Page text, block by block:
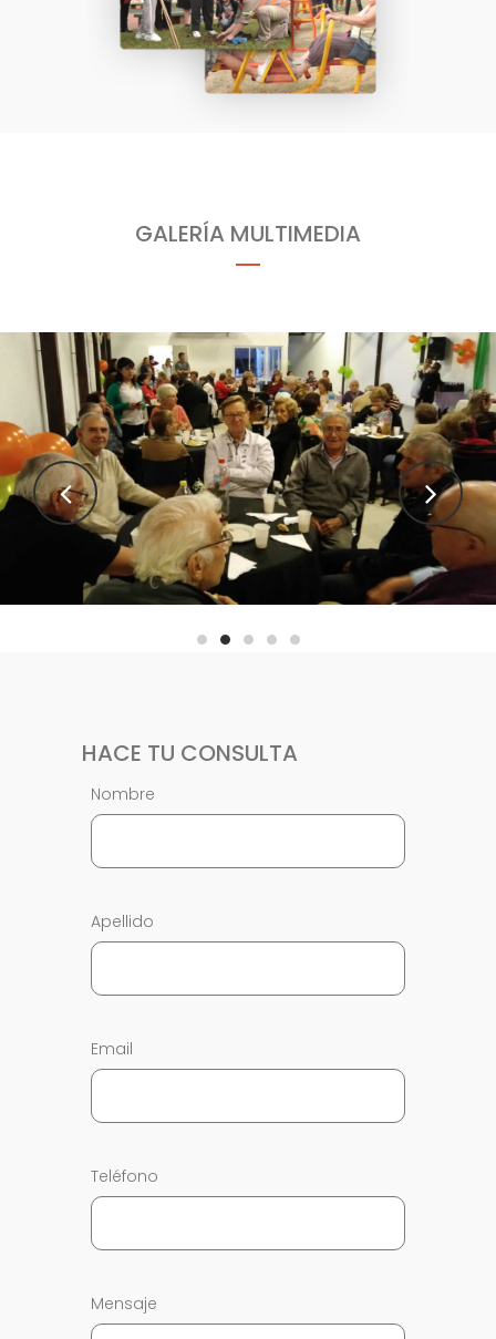
GALERÍA MULTIMEDIA
HACE TU CONSULTA
Nombre
Apellido
Email
Teléfono
Mensaje